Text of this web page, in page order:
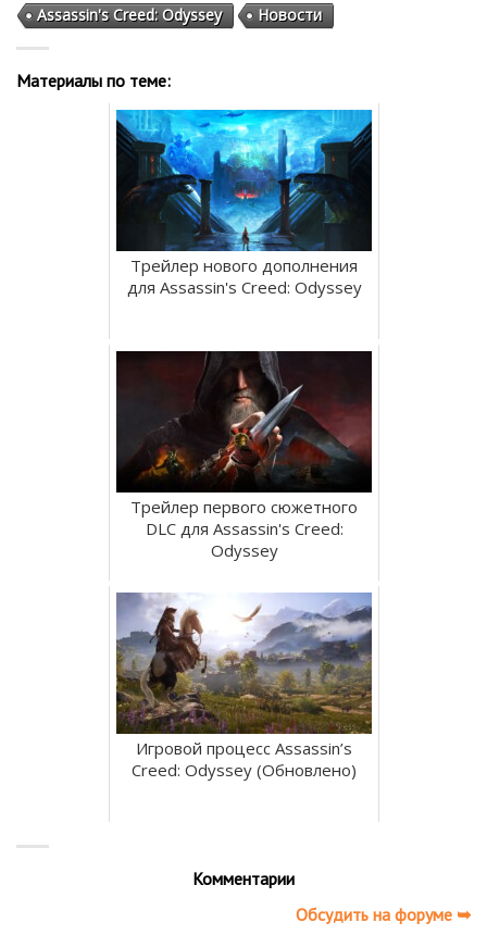
Assassin's Creed: Odyssey Новости
Материалы по теме:
Трейлер нового дополнения
для Assassin's Creed: Odyssey
Трейлер первого сюжетного
DLC для Assassin's Creed:
Odyssey
Игровой процесс Assassin’s
Creed: Odyssey (Обновлено)
Комментарии
Обсудить на форуме ➥